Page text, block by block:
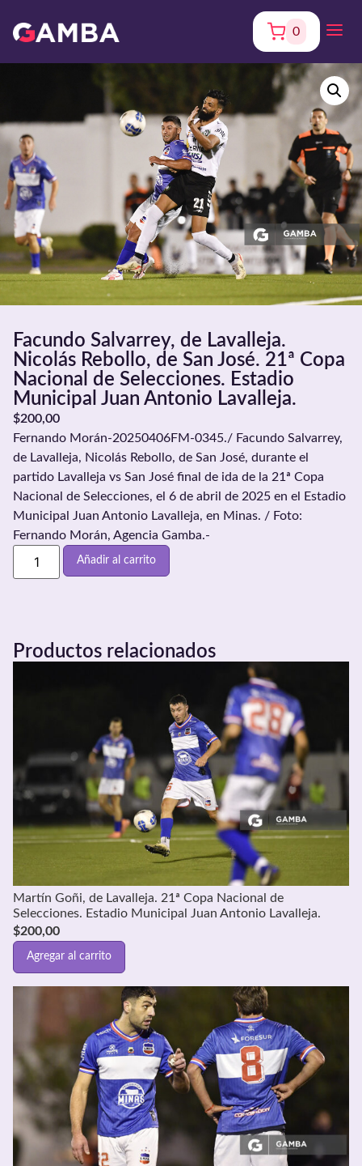
0
Facundo Salvarrey, de Lavalleja.
Nicolás Rebollo, de San José. 21ª Copa
Nacional de Selecciones. Estadio
Municipal Juan Antonio Lavalleja.
$200,00
Fernando Morán-20250406FM-0345./ Facundo Salvarrey,
de Lavalleja, Nicolás Rebollo, de San José, durante el
partido Lavalleja vs San José final de ida de la 21ª Copa
Nacional de Selecciones, el 6 de abril de 2025 en el Estadio
Municipal Juan Antonio Lavalleja, en Minas. / Foto:
Fernando Morán, Agencia Gamba.-
Añadir al carrito
Productos relacionados
Martín Goñi, de Lavalleja. 21ª Copa Nacional de
Selecciones. Estadio Municipal Juan Antonio Lavalleja.
$200,00
Agregar al carrito